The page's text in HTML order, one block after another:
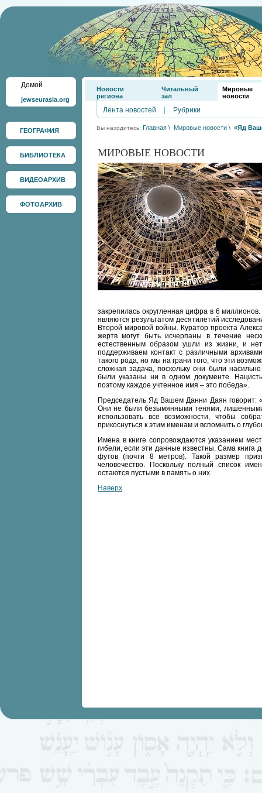
Домой
jewseurasia.org
ГЕОГРАФИЯ
БИБЛИОТЕКА
ВИДЕОАРХИВ
ФОТОАРХИВ
Новости
региона
Читальный
зал
Мировые
новости
Лента новостей Рубрики
Вы находитесь: Главная \ Мировые новости \ «Яд
МИРОВЫЕ НОВОСТИ
закрепилась округленная цифра в 6
являются результатом десятилетий
Второй мировой войны. Куратор проекта
жертв могут быть исчерпаны в течение
естественным образом ушли из жизни, и
поддерживаем контакт с различными
такого рода, но мы на грани того, что эти
сложная задача, поскольку они были
были указаны ни в одном документе.
поэтому каждое учтенное имя – это победа».
Председатель Яд Вашем Данни Даян говорит:
Они не были безымянными тенями, лишенными
использовать все возможности, чтобы
прикоснуться к этим именам и вспомнить о
Имена в книге сопровождаются указанием
гибели, если эти данные известны. Сама
футов (почти 8 метров). Такой размер
человечество. Поскольку полный список
остаются пустыми в память о них.
Наверх